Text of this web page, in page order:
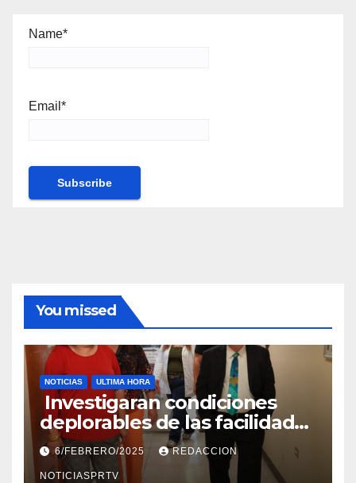
Name*
Email*
You missed
NOTICIAS ULTIMA HORA
Investigaran condiciones
deplorables de las facilidades
el Departamento de la Salud
en Mayagüez
6/FEBRERO/2025 REDACCION
NOTICIASPRTV